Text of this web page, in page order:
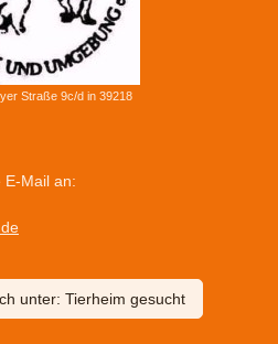
Straße 9c/d in 39218
E-Mail an:
unter: Tierheim gesucht